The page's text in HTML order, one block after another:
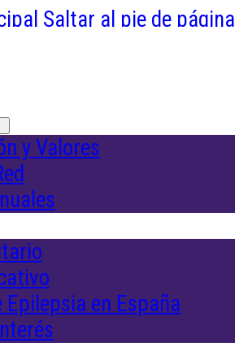
Saltar al pie de página
y Valores
Epilepsia en España
/Artículos
de las personas con